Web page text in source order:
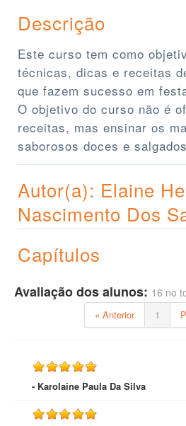
Descrição
Este curso tem como
técnicas, dicas e receitas
que fazem sucesso em
O objetivo do curso não é
receitas, mas ensinar os
saborosos doces e
Autor(a): Elaine
Nascimento Dos
Capítulos
Avaliação dos alunos: 16 no
« Anterior 1
- Karolaine Paula Da Silva